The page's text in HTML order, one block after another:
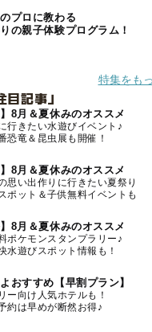
プロに教わる
の親子体験プログラム！
特集をも
記事」
】8月＆夏休みのオススメ
行きたい水遊びイベント♪
恐竜＆昆虫展も開催！
】8月＆夏休みのオススメ
思い出作りに行きたい夏祭り
ポット＆子供無料イベントも
】8月＆夏休みのオススメ
ポケモンスタンプラリー♪
水遊びスポット情報も！
おすすめ【早割プラン】
ー向け人気ホテルも！
約は早めが断然お得♪